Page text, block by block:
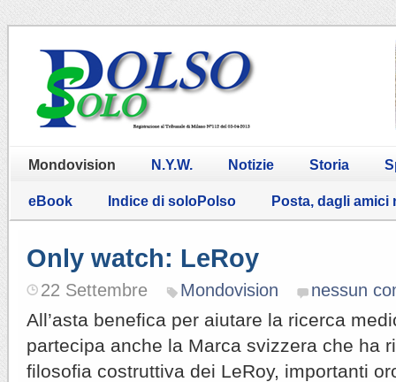
Mondovision N.Y.W. Notizie Storia
eBook Indice di soloPolso Posta, dagli amici
Only watch: LeRoy
22 Settembre Mondovision nessun
All’asta benefica per aiutare la ricerca
partecipa anche la Marca svizzera che ha
filosofia costruttiva dei LeRoy, importanti